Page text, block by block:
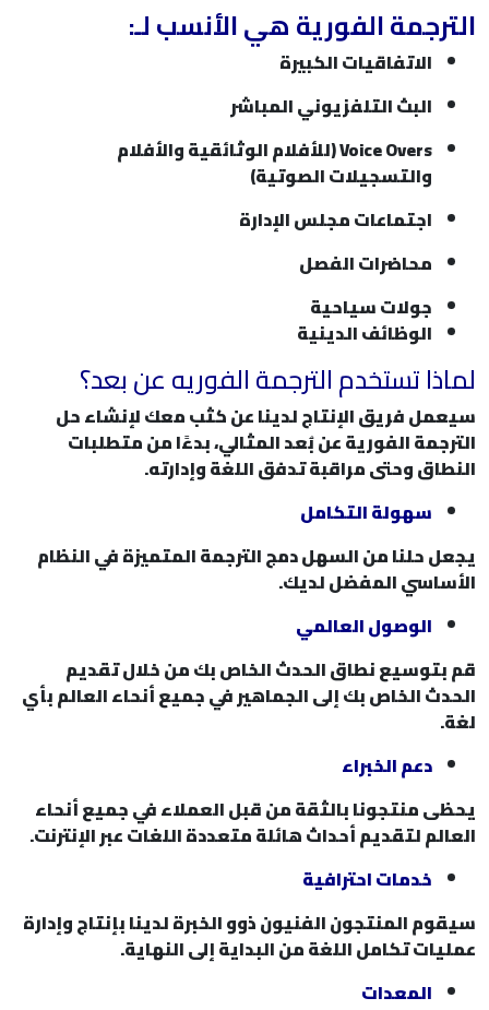
الترجمة الفورية هي الأنسب لـ:
الاتفاقيات الكبيرة
البث التلفزيوني المباشر
Voice Overs (للأفلام الوثائقية والأفلام
والتسجيلات الصوتية)
اجتماعات مجلس الإدارة
محاضرات الفصل
جولات سياحية
الوظائف الدينية
لماذا تستخدم الترجمة الفوريه عن بعد؟
سيعمل فريق الإنتاج لدينا عن كثب معك لإنشاء حل
الترجمة الفورية عن بُعد المثالي، بدءًا من متطلبات
النطاق وحتى مراقبة تدفق اللغة وإدارته.
سهولة التكامل
يجعل حلنا من السهل دمج الترجمة المتميزة في النظام
الأساسي المفضل لديك.
الوصول العالمي
قم بتوسيع نطاق الحدث الخاص بك من خلال تقديم
الحدث الخاص بك إلى الجماهير في جميع أنحاء العالم بأي
لغة.
دعم الخبراء
يحظى منتجونا بالثقة من قبل العملاء في جميع أنحاء
العالم لتقديم أحداث هائلة متعددة اللغات عبر الإنترنت.
خدمات احترافية
سيقوم المنتجون الفنيون ذوو الخبرة لدينا بإنتاج وإدارة
عمليات تكامل اللغة من البداية إلى النهاية.
المعدات